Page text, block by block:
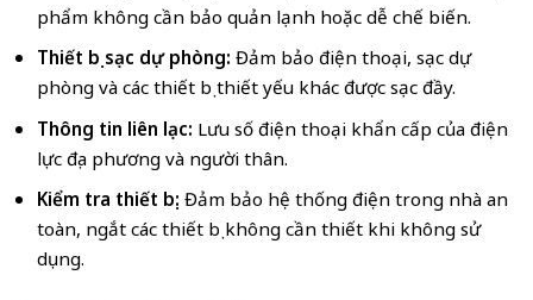
phẩm không cần bảo quản lạnh hoặc dễ chế biến.
Thiết bị sạc dự phòng: Đảm bảo điện thoại, sạc dự
phòng và các thiết bị thiết yếu khác được sạc đầy.
Thông tin liên lạc: Lưu số điện thoại khẩn cấp của điện
lực địa phương và người thân.
Kiểm tra thiết bị: Đảm bảo hệ thống điện trong nhà an
toàn, ngắt các thiết bị không cần thiết khi không sử
dụng.